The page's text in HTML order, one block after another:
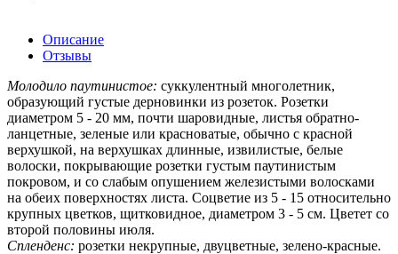
Описание
Отзывы
Молодило паутинистое: суккулентный многолетник,
образующий густые дерновинки из розеток. Розетки
диаметром 5 - 20 мм, почти шаровидные, листья обратно-
ланцетные, зеленые или красноватые, обычно с красной
верхушкой, на верхушках длинные, извилистые, белые
волоски, покрывающие розетки густым паутинистым
покровом, и со слабым опушением железистыми волосками
на обеих поверхностях листа. Соцветие из 5 - 15 относительно
крупных цветков, щитковидное, диаметром 3 - 5 см. Цветет со
второй половины июля.
Спленденс: розетки некрупные, двуцветные, зелено-красные.